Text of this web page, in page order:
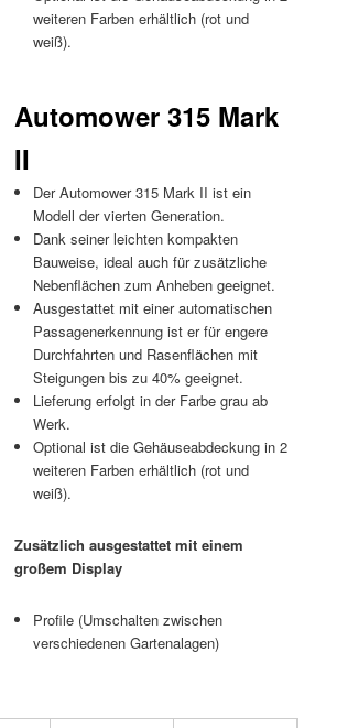
weiteren Farben erhältlich (rot und
weiß).
Automower 315 Mark
II
Der Automower 315 Mark II ist ein
Modell der vierten Generation.
Dank seiner leichten kompakten
Bauweise, ideal auch für zusätzliche
Nebenflächen zum Anheben geeignet.
Ausgestattet mit einer automatischen
Passagenerkennung ist er für engere
Durchfahrten und Rasenflächen mit
Steigungen bis zu 40% geeignet.
Lieferung erfolgt in der Farbe grau ab
Werk.
Optional ist die Gehäuseabdeckung in 2
weiteren Farben erhältlich (rot und
weiß).
Zusätzlich ausgestattet mit einem
großem Display
Profile (Umschalten zwischen
verschiedenen Gartenalagen)